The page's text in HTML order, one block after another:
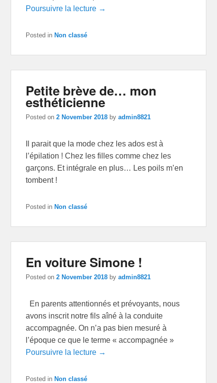
Poursuivre la lecture →
Posted in Non classé
Petite brève de… mon
esthéticienne
Posted on2 November 2018 byadmin8821
Il parait que la mode chez les ados est à
l’épilation ! Chez les filles comme chez les
garçons. Et intégrale en plus… Les poils m’en
tombent !
Posted in Non classé
En voiture Simone !
Posted on2 November 2018 byadmin8821
En parents attentionnés et prévoyants, nous
avons inscrit notre fils aîné à la conduite
accompagnée. On n’a pas bien mesuré à
l’époque ce que le terme « accompagnée »
Poursuivre la lecture →
Posted in Non classé